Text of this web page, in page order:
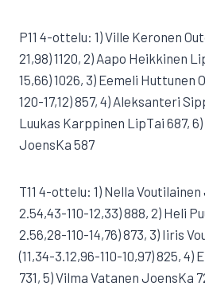
P11 4-ottelu: 1) Ville Keronen
21,98) 1120, 2) Aapo Heikkinen
15,66) 1026, 3) Eemeli Huttunen
120-17,12) 857, 4) Aleksanteri
Luukas Karppinen LipTai 687,
JoensKa 587
T11 4-ottelu: 1) Nella Voutilainen
2.54,43-110-12,33) 888, 2) Heli
2.56,28-110-14,76) 873, 3) Iiris
(11,34-3.12,96-110-10,97) 825, 4)
731, 5) Vilma Vatanen JoensKa